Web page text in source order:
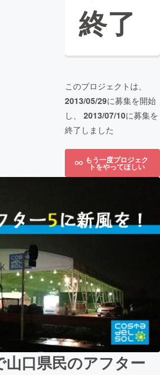
終了
このプロジェクトは、
2013/05/29に募集を開始
し、 2013/07/10に募集を
終了しました
もう一度プロジェク
トをやってほしい
山口県民のアフター